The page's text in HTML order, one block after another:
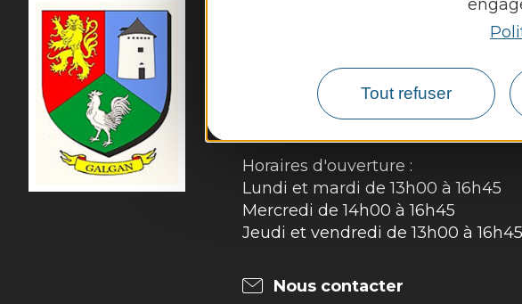
Tout refuser
56 Rue du Cantou
12220 Galgan
Horaires d'ouverture :
Lundi et mardi de 13h00 à 16h45
Mercredi de 14h00 à 16h45
Jeudi et vendredi de 13h00 à 16h45
Nous contacter